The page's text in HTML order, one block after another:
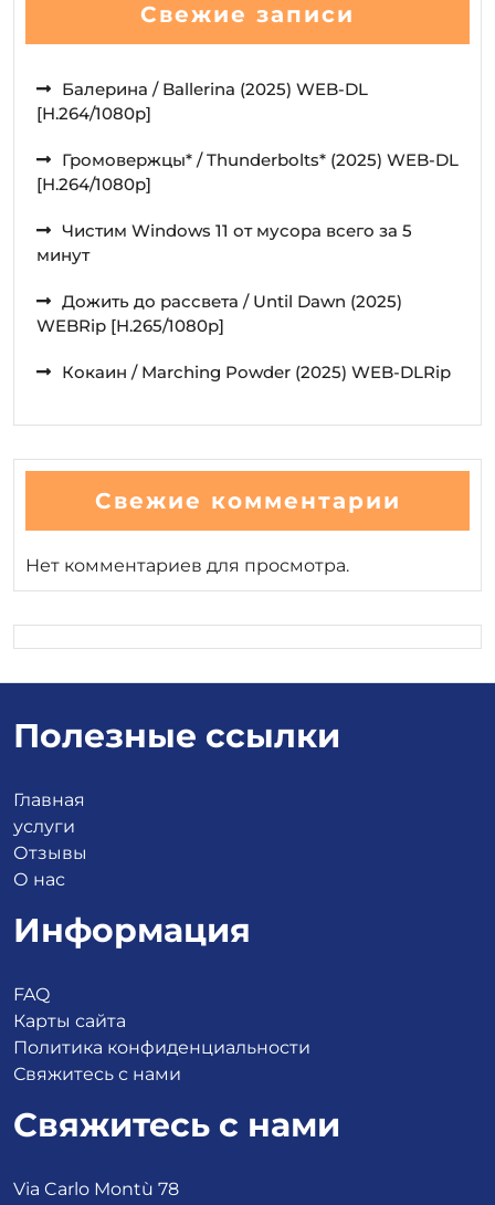
Свежие записи
Балерина / Ballerina (2025) WEB-DL
[H.264/1080p]
Громовержцы* / Thunderbolts* (2025) WEB-DL
[H.264/1080p]
Чистим Windows 11 от мусора всего за 5
минут
Дожить до рассвета / Until Dawn (2025)
WEBRip [H.265/1080p]
Кокаин / Marching Powder (2025) WEB-DLRip
Свежие комментарии
Нет комментариев для просмотра.
Полезные ссылки
Главная
услуги
Отзывы
О нас
Информация
FAQ
Карты сайта
Политика конфиденциальности
Свяжитесь с нами
Свяжитесь с нами
Via Carlo Montù 78